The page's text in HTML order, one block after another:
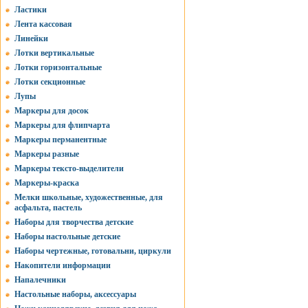
Ластики
Лента кассовая
Линейки
Лотки вертикальные
Лотки горизонтальные
Лотки секционные
Лупы
Маркеры для досок
Маркеры для флипчарта
Маркеры перманентные
Маркеры разные
Маркеры тексто-выделители
Маркеры-краска
Мелки школьные, художественные, для
асфальта, пастель
Наборы для творчества детские
Наборы настольные детские
Наборы чертежные, готовальни, циркули
Накопители информации
Напалечники
Настольные наборы, аксессуары